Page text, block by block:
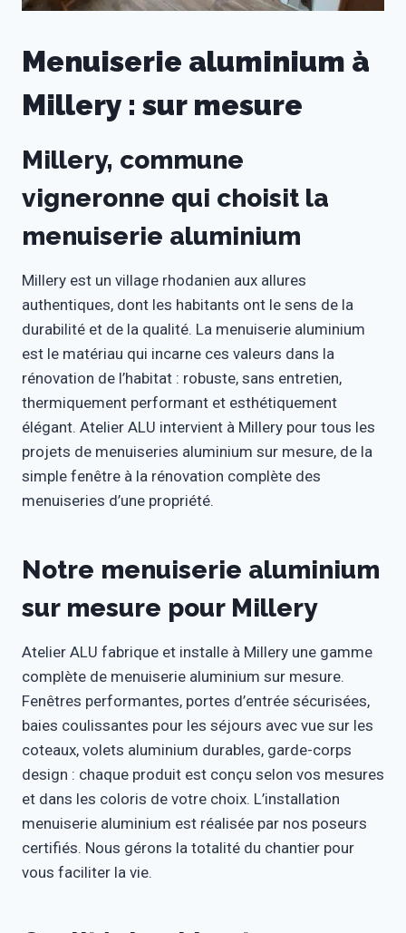
Menuiserie aluminium à
Millery : sur mesure
Millery, commune
vigneronne qui choisit la
menuiserie aluminium
Millery est un village rhodanien aux allures
authentiques, dont les habitants ont le sens de la
durabilité et de la qualité. La menuiserie aluminium
est le matériau qui incarne ces valeurs dans la
rénovation de l’habitat : robuste, sans entretien,
thermiquement performant et esthétiquement
élégant. Atelier ALU intervient à Millery pour tous les
projets de menuiseries aluminium sur mesure, de la
simple fenêtre à la rénovation complète des
menuiseries d’une propriété.
Notre menuiserie aluminium
sur mesure pour Millery
Atelier ALU fabrique et installe à Millery une gamme
complète de menuiserie aluminium sur mesure.
Fenêtres performantes, portes d’entrée sécurisées,
baies coulissantes pour les séjours avec vue sur les
coteaux, volets aluminium durables, garde-corps
design : chaque produit est conçu selon vos mesures
et dans les coloris de votre choix. L’installation
menuiserie aluminium est réalisée par nos poseurs
certifiés. Nous gérons la totalité du chantier pour
vous faciliter la vie.